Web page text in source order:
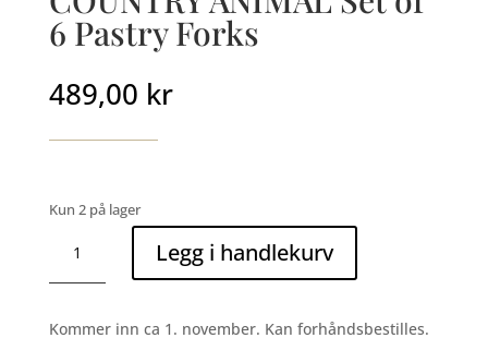
6 Pastry Forks
489,00 kr
Kun 2 på lager
ANIMAL
Set
Legg i handlekurv
Kommer inn ca 1. november. Kan forhåndsbestilles.